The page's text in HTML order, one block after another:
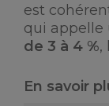
est
qui appelle
de 3 à 4 %,
En savoir